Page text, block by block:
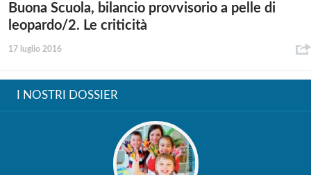
Buona Scuola, bilancio provvisorio a pelle di
leopardo/2. Le criticità
17 luglio 2016
I NOSTRI DOSSIER